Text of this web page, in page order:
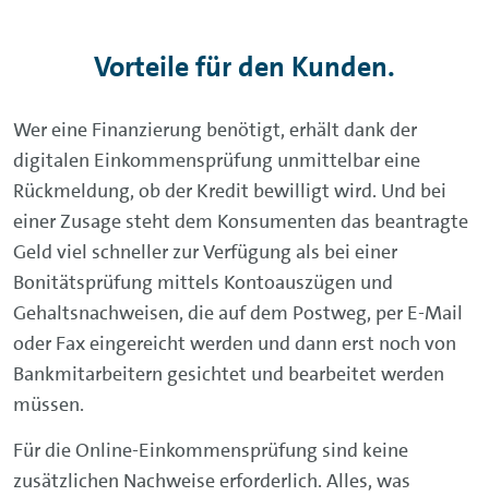
Vorteile für den Kunden.
Wer eine Finanzierung benötigt, erhält dank der
digitalen Einkommensprüfung unmittelbar eine
Rückmeldung, ob der Kredit bewilligt wird. Und bei
einer Zusage steht dem Konsumenten das beantragte
Geld viel schneller zur Verfügung als bei einer
Bonitätsprüfung mittels Kontoauszügen und
Gehaltsnachweisen, die auf dem Postweg, per E-Mail
oder Fax eingereicht werden und dann erst noch von
Bankmitarbeitern gesichtet und bearbeitet werden
müssen.
Für die Online-Einkommensprüfung sind keine
zusätzlichen Nachweise erforderlich. Alles, was